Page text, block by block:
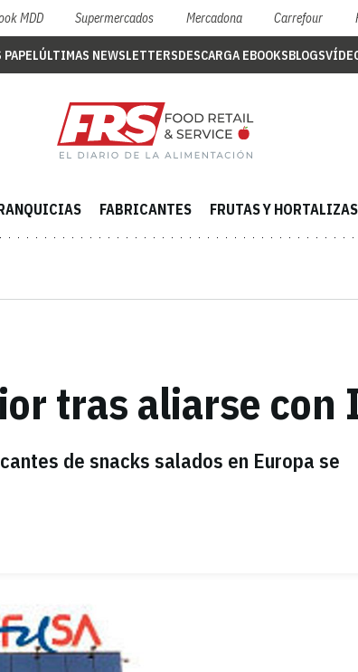
MDD Supermercados Mercadona Carrefour
ÚLTIMAS NEWSLETTERSDESCARGA EBOOKSBLOGS
FABRICANTES FRUTAS Y HORTALIZAS
tras aliarse
de snacks salados en Europa se